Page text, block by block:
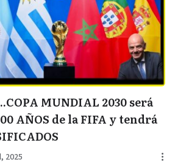
MUNDIAL 2030 será
AÑOS de la FIFA y tendrá
2025